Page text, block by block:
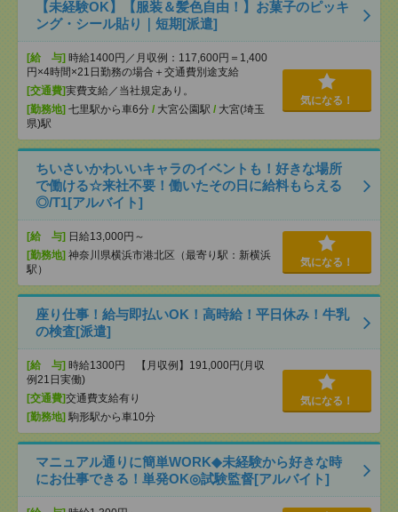
【未経験OK】【服装＆髪色自由！】お菓子のピッキ
ング・シール貼り｜短期[派遣]
[給 与] 時給1400円／月収例：117,600円＝1,400
円×4時間×21日勤務の場合＋交通費別途支給
[交通費]実費支給／当社規定あり。
[勤務地] 七里駅から車6分 / 大宮公園駅 / 大宮(埼玉
県)駅
気になる！
ちいさいかわいいキャラのイベントも！好きな場所
で働ける☆来社不要！働いたその日に給料もらえる
◎/T1[アルバイト]
[給 与] 日給13,000円～
[勤務地] 神奈川県横浜市港北区（最寄り駅：新横浜
駅）
気になる！
座り仕事！給与即払いOK！高時給！平日休み！牛乳
の検査[派遣]
[給 与] 時給1300円 【月収例】191,000円(月収
例21日実働)
[交通費]交通費支給有り
[勤務地] 駒形駅から車10分
気になる！
マニュアル通りに簡単WORK◆未経験から好きな時
にお仕事できる！単発OK◎試験監督[アルバイト]